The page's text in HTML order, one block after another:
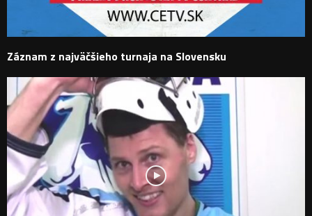
Záznam z najväčšieho turnaja na Slovensku